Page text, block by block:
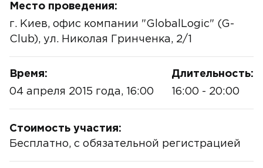
Место проведения:
г. Киев, офис компании "GlobalLogic" (G-
Club), ул. Николая Гринченка, 2/1
Время:
04 апреля 2015 года, 16:00
Длительность:
16:00 - 20:00
Стоимость участия:
Бесплатно, с обязательной регистрацией